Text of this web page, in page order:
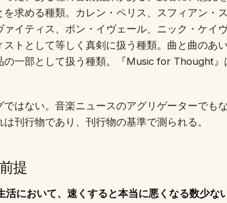
を求める種類。カレン・ペリス、スフィアン・
イティス、ボン・イヴェール、ニック・ケイ
ストとして等しく真剣に扱う種類。曲と曲のあ
の一部として扱う種類。『Music for Thought』
ではない。音楽ニュースのアグリゲーターでも
刊行物であり、刊行物の基準で測られる。
提
活において、速くすると本当に悪くなる数少な